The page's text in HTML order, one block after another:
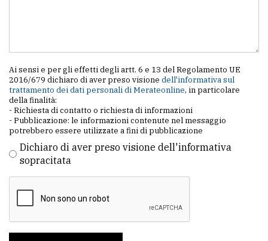
Ai sensi e per gli effetti degli artt. 6 e 13 del Regolamento UE
2016/679 dichiaro di aver preso visione dell'informativa sul
trattamento dei dati personali di Merateonline, in particolare
della finalità:
- Richiesta di contatto o richiesta di informazioni
- Pubblicazione: le informazioni contenute nel messaggio
potrebbero essere utilizzate a fini di pubblicazione
Dichiaro di aver preso visione dell'informativa
sopracitata